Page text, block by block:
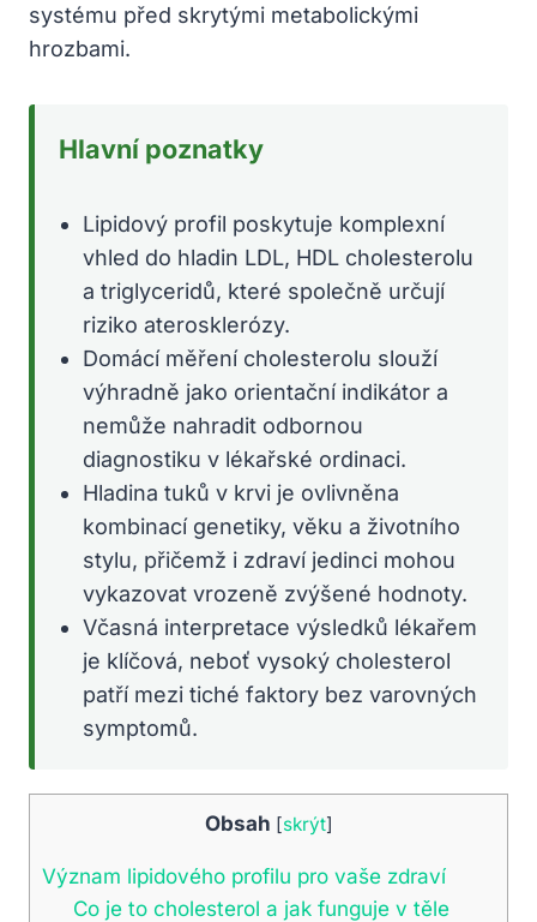
systému před skrytými metabolickými
hrozbami.
Hlavní poznatky
Lipidový profil poskytuje komplexní
vhled do hladin LDL, HDL cholesterolu
a triglyceridů, které společně určují
riziko aterosklerózy.
Domácí měření cholesterolu slouží
výhradně jako orientační indikátor a
nemůže nahradit odbornou
diagnostiku v lékařské ordinaci.
Hladina tuků v krvi je ovlivněna
kombinací genetiky, věku a životního
stylu, přičemž i zdraví jedinci mohou
vykazovat vrozeně zvýšené hodnoty.
Včasná interpretace výsledků lékařem
je klíčová, neboť vysoký cholesterol
patří mezi tiché faktory bez varovných
symptomů.
Obsah [skrýt]
Význam lipidového profilu pro vaše zdraví
Co je to cholesterol a jak funguje v těle